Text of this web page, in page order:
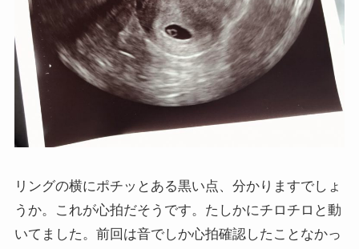
リングの横にポチッとある黒い点、分かりますでしょ
うか。これが心拍だそうです。たしかにチロチロと動
いてました。前回は音でしか心拍確認したことなかっ